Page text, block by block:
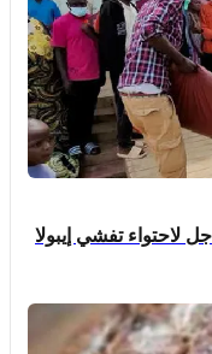
لاحتواء تفشي إيبولا